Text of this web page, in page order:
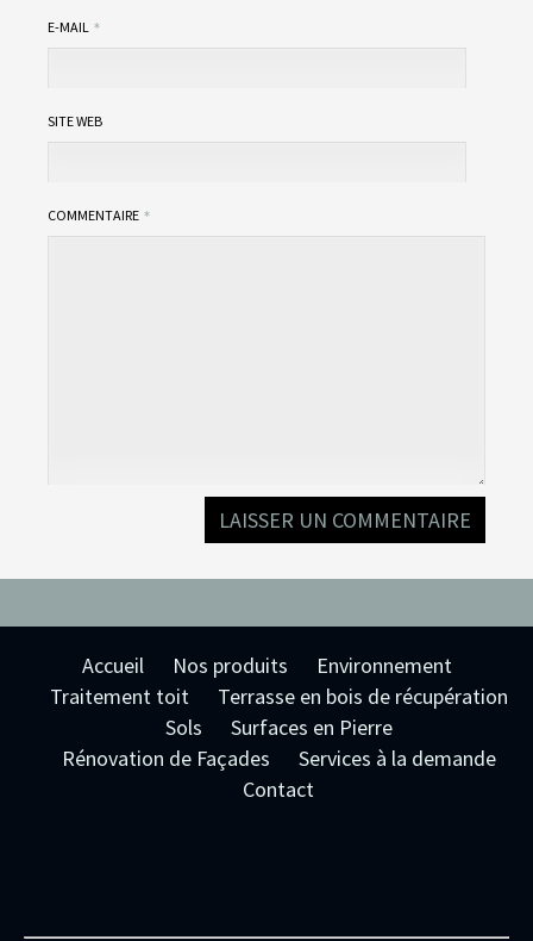
E-MAIL
SITE WEB
COMMENTAIRE
Accueil Nos produits
Environnement
Traitement toit
Terrasse en bois de récupération
Sols
Surfaces en Pierre
Rénovation de Façades
Services à la demande
Contact